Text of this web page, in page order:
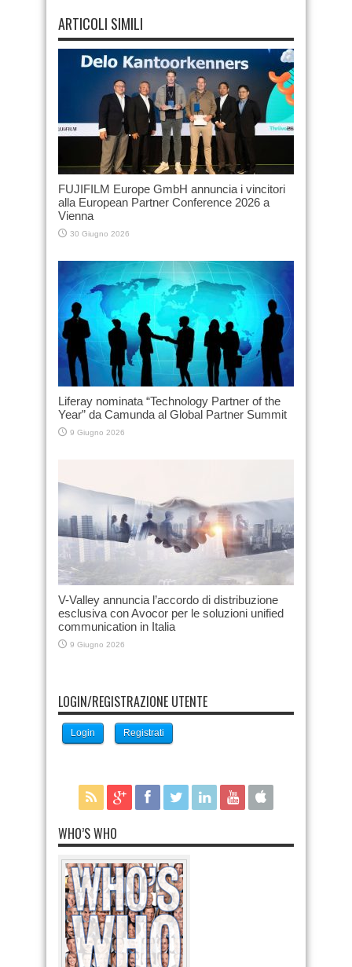
ARTICOLI SIMILI
FUJIFILM Europe GmbH annuncia i vincitori
alla European Partner Conference 2026 a
Vienna
30 Giugno 2026
Liferay nominata “Technology Partner of the
Year” da Camunda al Global Partner Summit
9 Giugno 2026
V-Valley annuncia l’accordo di distribuzione
esclusiva con Avocor per le soluzioni unified
communication in Italia
9 Giugno 2026
LOGIN/REGISTRAZIONE UTENTE
Login Registrati
WHO’S WHO